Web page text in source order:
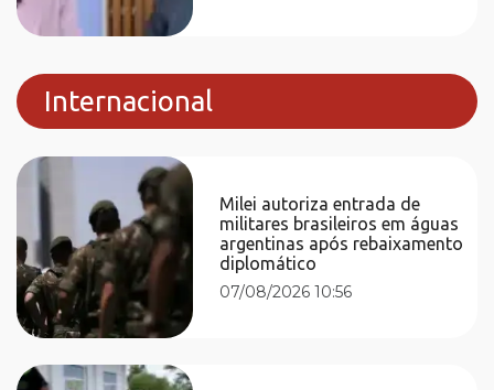
Internacional
Milei autoriza entrada de
militares brasileiros em águas
argentinas após rebaixamento
diplomático
07/08/2026 10:56